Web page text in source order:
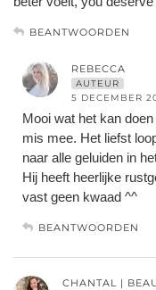
BEANTWOORDEN
REBECCA
AUTEUR
5 DECEMBER
Mooi wat het kan
mis mee. Het liefst
naar alle geluiden in
Hij heeft heerlijke
vast geen kwaad ^^
BEANTWOORDEN
CHANTAL |